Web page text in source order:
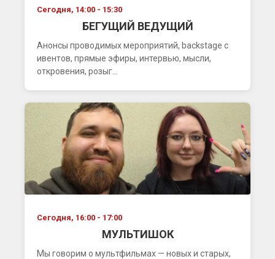
Сегодня, 14:00 - 15:30
БЕГУЩИЙ ВЕДУЩИЙ
Анонсы проводимых мероприятий, backstage с
ивентов, прямые эфиры, интервью, мысли,
откровения, розыг...
Сегодня, 16:00 - 17:00
МУЛЬТИШОК
Мы говорим о мультфильмах — новых и старых,